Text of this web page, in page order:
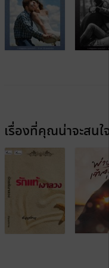
เรื่องที่คุณน่าจะสนใ